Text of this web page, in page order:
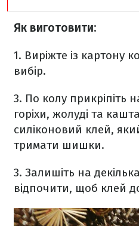
Як виготовити:
1. Виріжте із картону
вибір.
3. По колу прикріпіть
горіхи, жолуді та
силіконовий клей,
тримати шишки.
3. Залишіть на
відпочити, щоб клей